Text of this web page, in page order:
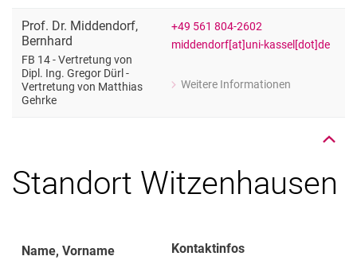
Prof. Dr. Middendorf,
Bernhard
FB 14 - Vertretung von
Dipl. Ing. Gregor Dürl -
Vertretung von Matthias
Gehrke
+49 561 804-2602
middendorf[at]uni-kassel[dot]de
Weitere Informationen
zu Prof. Dr. Bernhard Middendorf
Standort Witzenhausen
Name, Vorname Kontaktinfos